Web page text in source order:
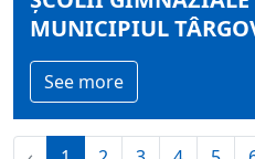
MUNICIPIUL
See more